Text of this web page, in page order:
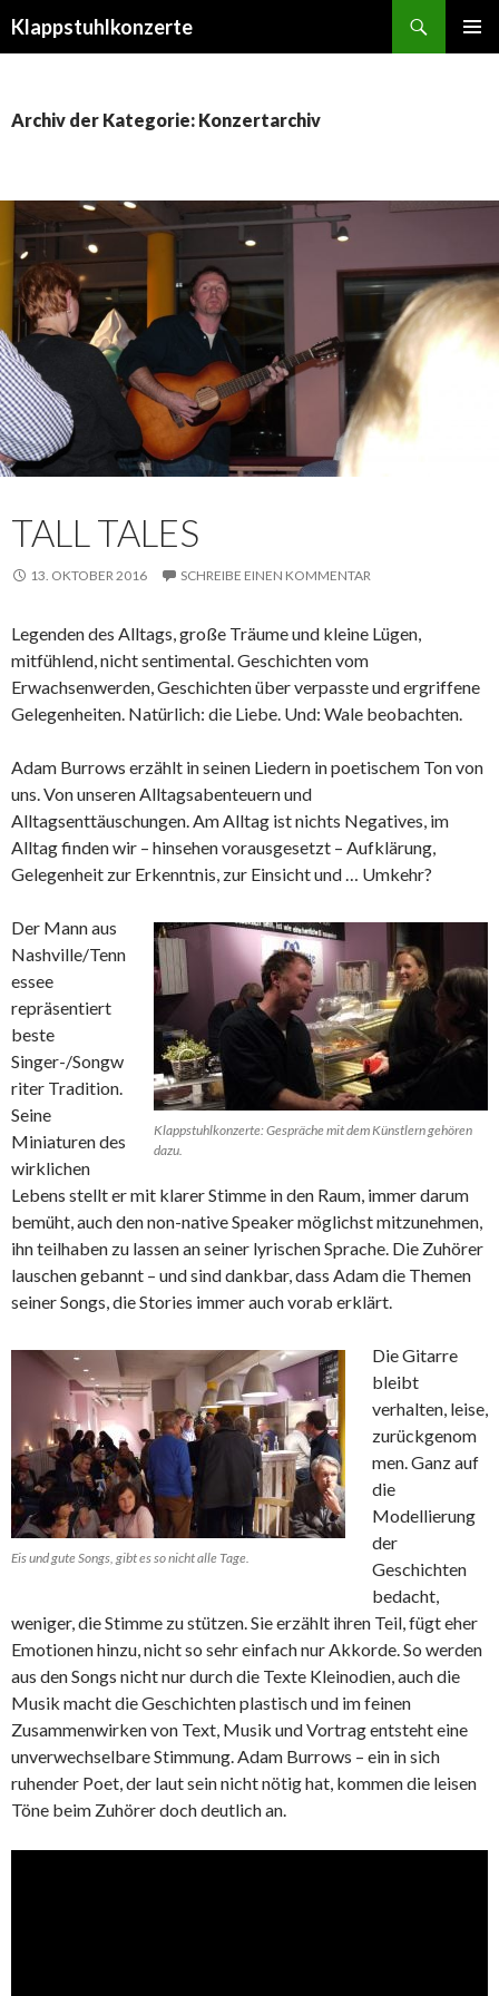
Klappstuhlkonzerte
Archiv der Kategorie: Konzertarchiv
TALL TALES
13. OKTOBER 2016 SCHREIBE EINEN KOMMENTAR
Legenden des Alltags, große Träume und kleine Lügen,
mitfühlend, nicht sentimental. Geschichten vom
Erwachsenwerden, Geschichten über verpasste und ergriffene
Gelegenheiten. Natürlich: die Liebe. Und: Wale beobachten.
Adam Burrows erzählt in seinen Liedern in poetischem Ton von
uns. Von unseren Alltagsabenteuern und
Alltagsenttäuschungen. Am Alltag ist nichts Negatives, im
Alltag finden wir – hinsehen vorausgesetzt – Aufklärung,
Gelegenheit zur Erkenntnis, zur Einsicht und … Umkehr?
Klappstuhlkonzerte: Gespräche mit dem Künstlern gehören
dazu.
Der Mann aus
Nashville/Tenn
essee
repräsentiert
beste
Singer-/Songw
riter Tradition.
Seine
Miniaturen des
wirklichen
Lebens stellt er mit klarer Stimme in den Raum, immer darum
bemüht, auch den non-native Speaker möglichst mitzunehmen,
ihn teilhaben zu lassen an seiner lyrischen Sprache. Die Zuhörer
lauschen gebannt – und sind dankbar, dass Adam die Themen
seiner Songs, die Stories immer auch vorab erklärt.
Eis und gute Songs, gibt es so nicht alle Tage.
Die Gitarre
bleibt
verhalten, leise,
zurückgenom
men. Ganz auf
die
Modellierung
der
Geschichten
bedacht,
weniger, die Stimme zu stützen. Sie erzählt ihren Teil, fügt eher
Emotionen hinzu, nicht so sehr einfach nur Akkorde. So werden
aus den Songs nicht nur durch die Texte Kleinodien, auch die
Musik macht die Geschichten plastisch und im feinen
Zusammenwirken von Text, Musik und Vortrag entsteht eine
unverwechselbare Stimmung. Adam Burrows – ein in sich
ruhender Poet, der laut sein nicht nötig hat, kommen die leisen
Töne beim Zuhörer doch deutlich an.